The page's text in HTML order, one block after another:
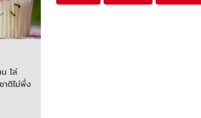
ไล่
าติไม่พึ่ง